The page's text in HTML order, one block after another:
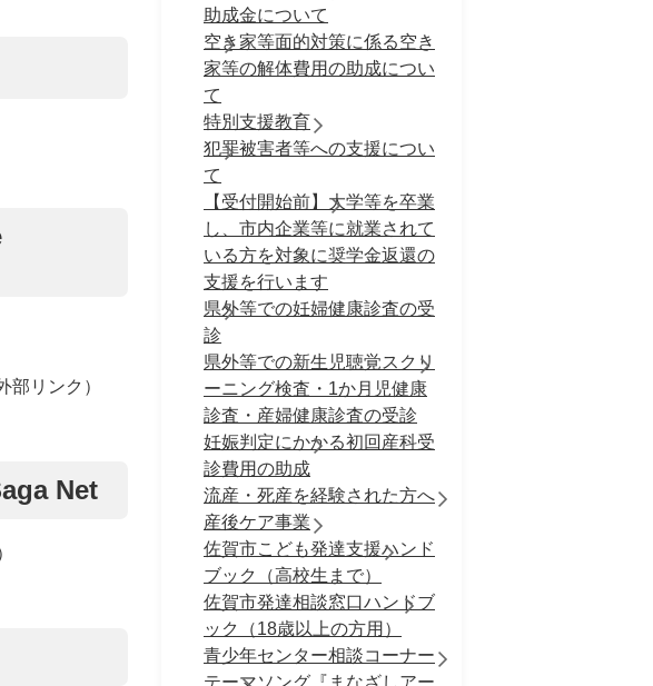
部リンク）
Net
助成金について
空き家等面的対策に係る空き
家等の解体費用の助成につい
て
特別支援教育
犯罪被害者等への支援につい
て
【受付開始前】大学等を卒業
し、市内企業等に就業されて
いる方を対象に奨学金返還の
支援を行います
県外等での妊婦健康診査の受
診
県外等での新生児聴覚スクリ
ーニング検査・1か月児健康
診査・産婦健康診査の受診
妊娠判定にかかる初回産科受
診費用の助成
流産・死産を経験された方へ
産後ケア事業
佐賀市こども発達支援ハンド
ブック（高校生まで）
佐賀市発達相談窓口ハンドブ
ック（18歳以上の方用）
青少年センター相談コーナー
テーマソング『まなざしアー